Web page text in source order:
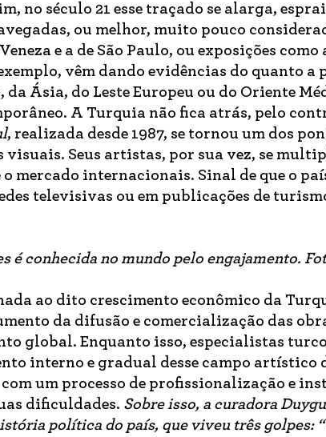
no século 21 esse traçado se alarga,
ou melhor, muito pouco
e a de São Paulo, ou exposições como
vêm dando evidências do quanto
Ásia, do Leste Europeu ou do Oriente
A Turquia não fica atrás, pelo
, realizada desde 1987, se tornou um dos
Seus artistas, por sua vez, se
mercado internacionais. Sinal de que o
televisivas ou em publicações de
é conhecida no mundo pelo engajamento.
ao dito crescimento econômico da
da difusão e comercialização das
global. Enquanto isso, especialistas
interno e gradual desse campo artístico
um processo de profissionalização e
dificuldades. Sobre isso, a curadora
política do país, que viveu três golpes: